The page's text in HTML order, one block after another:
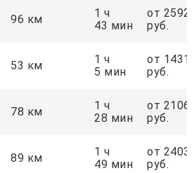
96 км
1 ч
43 мин
от 2592
руб.
53 км
1 ч
5 мин
от 1431
руб.
78 км
1 ч
28 мин
от 2106
руб.
89 км
1 ч
49 мин
от 2403
руб.